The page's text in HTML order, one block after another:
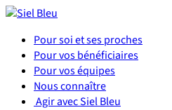
Pour soi et ses proches
Pour vos bénéficiaires
Pour vos équipes
Nous connaître
Agir avec Siel Bleu
Panneau de gestion des cookies